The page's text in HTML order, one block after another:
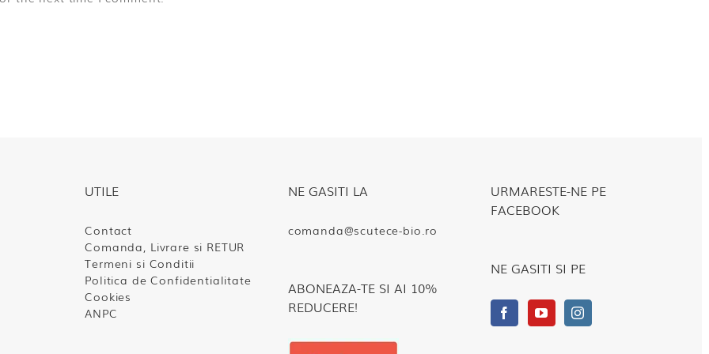
UTILE
Contact
Comanda, Livrare si RETUR
Termeni si Conditii
Politica de Confidentialitate
Cookies
ANPC
NE GASITI LA
comanda@scutece-bio.ro
ABONEAZA-TE SI AI 10%
REDUCERE!
URMARESTE-NE PE
FACEBOOK
NE GASITI SI PE